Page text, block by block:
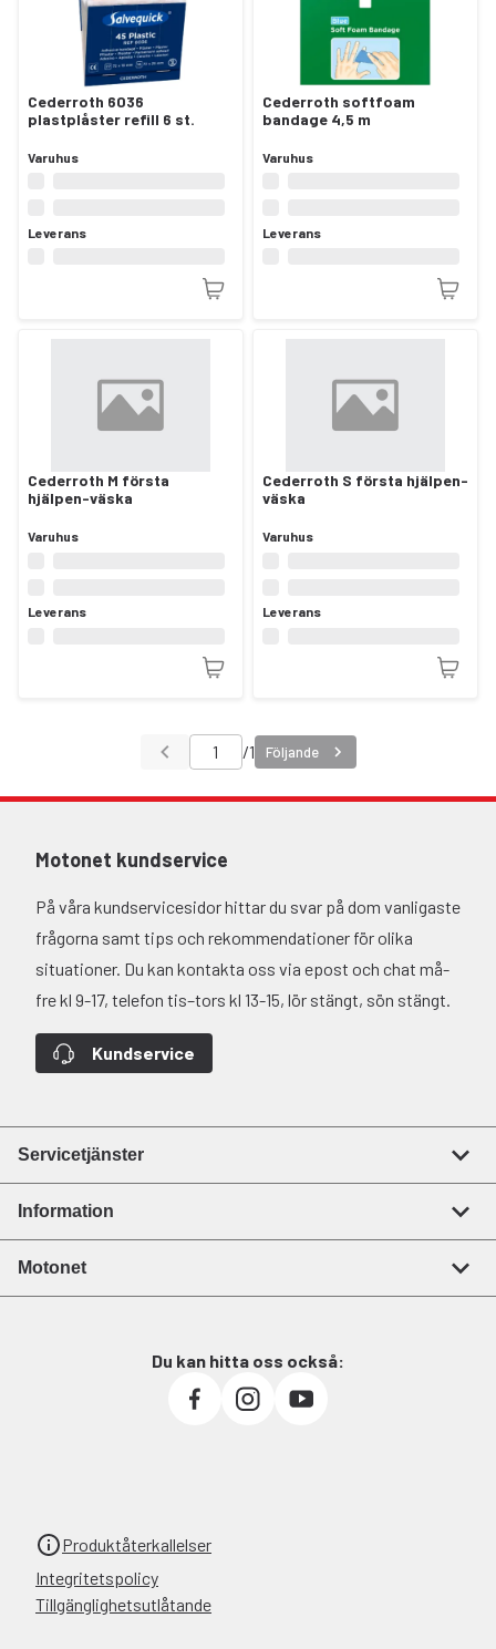
Cederroth 6036
plastplåster refill 6 st.
Varuhus
Leverans
Cederroth softfoam
bandage 4,5 m
Varuhus
Leverans
Cederroth M första
hjälpen-väska
Varuhus
Leverans
Cederroth S första hjälpen-
väska
Varuhus
Leverans
/1 Följande
Motonet kundservice
På våra kundservicesidor hittar du svar på dom vanligaste
frågorna samt tips och rekommendationer för olika
situationer. Du kan kontakta oss via epost och chat må-
fre kl 9-17, telefon tis–tors kl 13-15, lör stängt, sön stängt.
Kundservice
Servicetjänster
Information
Motonet
Du kan hitta oss också:
Produktåterkallelser
Integritetspolicy
Tillgänglighetsutlåtande